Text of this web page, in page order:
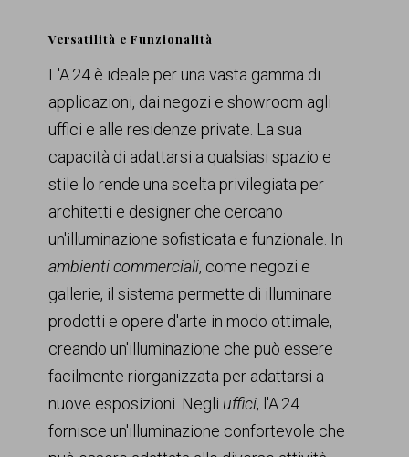
Versatilità e Funzionalità
L'A.24 è ideale per una vasta gamma di
applicazioni, dai negozi e showroom agli
uffici e alle residenze private. La sua
capacità di adattarsi a qualsiasi spazio e
stile lo rende una scelta privilegiata per
architetti e designer che cercano
un'illuminazione sofisticata e funzionale. In
ambienti commerciali, come negozi e
gallerie, il sistema permette di illuminare
prodotti e opere d'arte in modo ottimale,
creando un'illuminazione che può essere
facilmente riorganizzata per adattarsi a
nuove esposizioni. Negli uffici, l'A.24
fornisce un'illuminazione confortevole che